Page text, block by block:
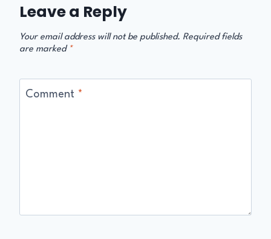
Leave a Reply
Your email address will not be published. Required fields
are marked *
Comment *